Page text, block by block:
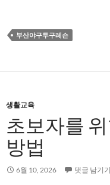
부산야구투구레슨
생활교육
초보자를
방법
6월 10, 2026 댓글 남기기